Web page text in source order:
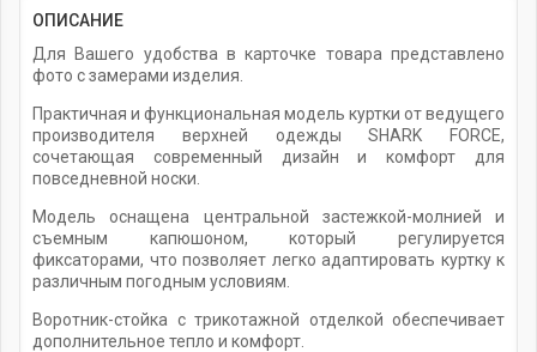
ОПИСАНИЕ
Для Вашего удобства в карточке товара представлено
фото с замерами изделия.
Практичная и функциональная модель куртки от ведущего
производителя верхней одежды SHARK FORCE,
сочетающая современный дизайн и комфорт для
повседневной носки.
Модель оснащена центральной застежкой-молнией и
съемным капюшоном, который регулируется
фиксаторами, что позволяет легко адаптировать куртку к
различным погодным условиям.
Воротник-стойка с трикотажной отделкой обеспечивает
дополнительное тепло и комфорт.